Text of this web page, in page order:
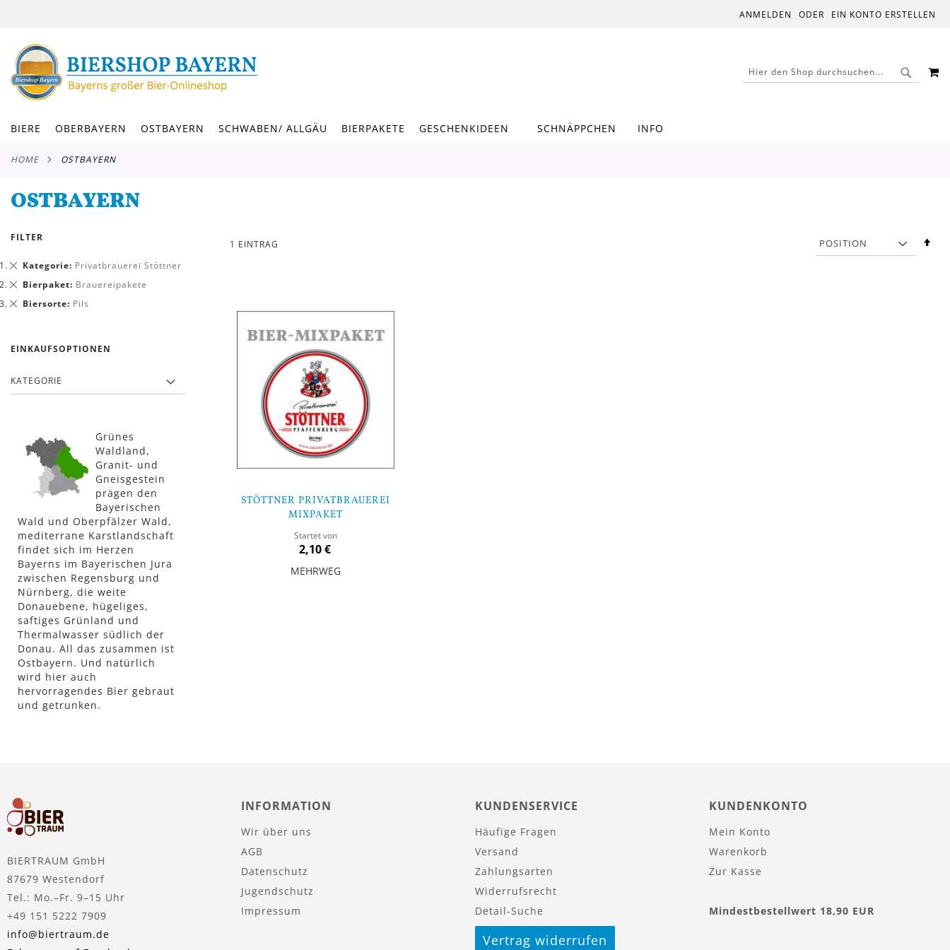
INHALT
ANMELDEN EIN KONTO ERSTELLEN
SUCHE
BIERE OBERBAYERN OSTBAYERN SCHWABEN/ ALLGÄU BIERPAKETE GESCHENKIDEEN SCHNÄPPCHEN INFO
HOME OSTBAYERN
OSTBAYERN
1 EINTRAG
STÖTTNER PRIVATBRAUEREI
MIXPAKET
Startet von
2,10 €
MEHRWEG
FILTER
Kategorie Privatbrauerei Stöttner
Dies
Bierpaket Brauereipakete
Dies
Biersorte Pils
Dies
EINKAUFSOPTIONEN
KATEGORIE
Grünes
Waldland,
Granit- und
Gneisgestein
prägen den
Bayerischen
Wald und Oberpfälzer Wald,
mediterrane Karstlandschaft
findet sich im Herzen
Bayerns im Bayerischen Jura
zwischen Regensburg und
Nürnberg, die weite
Donauebene, hügeliges,
saftiges Grünland und
Thermalwasser südlich der
Donau. All das zusammen ist
Ostbayern. Und natürlich
wird hier auch
hervorragendes Bier gebraut
und getrunken.
BIERTRAUM GmbH
87679 Westendorf
Tel.: Mo.–Fr. 9–15 Uhr
+49 151 5222 7909
info@biertraum.de
INFORMATION
Wir über uns
AGB
Datenschutz
Jugendschutz
Impressum
KUNDENSERVICE
Häufige Fragen
Versand
Zahlungsarten
Widerrufsrecht
Detail-Suche
Vertrag widerrufen
KUNDENKONTO
Mein Konto
Warenkorb
Zur Kasse
Mindestbestellwert 18,90 EUR